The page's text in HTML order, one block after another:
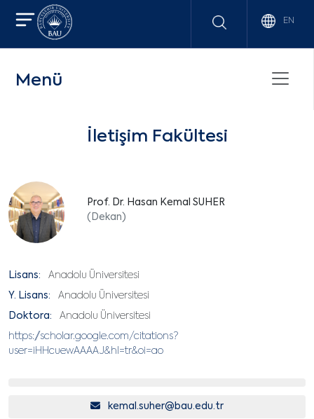
EN
Menü
İletişim Fakültesi
Prof. Dr. Hasan Kemal SUHER
(Dekan)
Lisans: Anadolu Üniversitesi
Y. Lisans: Anadolu Üniversitesi
Doktora: Anadolu Üniversitesi
https://scholar.google.com/citations?
user=iHHcuewAAAAJ&hl=tr&oi=ao
kemal.suher@bau.edu.tr